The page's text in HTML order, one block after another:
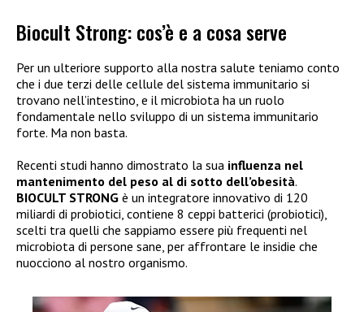
Biocult Strong: cos’è e a cosa serve
Per un ulteriore supporto alla nostra salute teniamo conto
che i due terzi delle cellule del sistema immunitario si
trovano nell’intestino, e il microbiota ha un ruolo
fondamentale nello sviluppo di un sistema immunitario
forte. Ma non basta.
Recenti studi hanno dimostrato la sua influenza nel
mantenimento del peso al di sotto dell’obesità.
BIOCULT STRONG è un integratore innovativo di 120
miliardi di probiotici, contiene 8 ceppi batterici (probiotici),
scelti tra quelli che sappiamo essere più frequenti nel
microbiota di persone sane, per affrontare le insidie che
nuocciono al nostro organismo.